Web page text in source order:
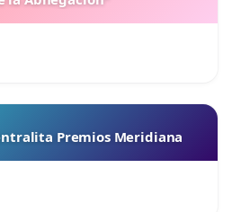
Premios Meridiana